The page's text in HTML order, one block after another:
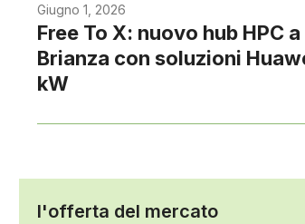
Giugno 1, 2026
Free To X: nuovo hub HPC
Brianza con soluzioni
kW
l'offerta del mercato